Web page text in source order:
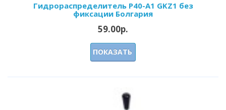
Гидрораспределитель Р40-А1 GKZ1 без
фиксации Болгария
59.00р.
ПОКАЗАТЬ